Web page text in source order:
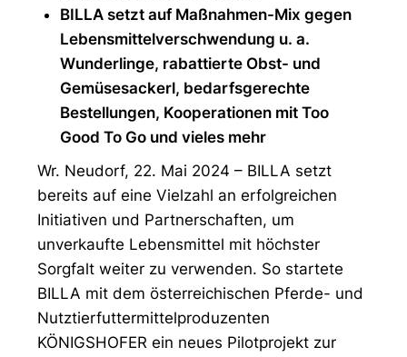
BILLA setzt auf Maßnahmen-Mix gegen
Lebensmittelverschwendung u. a.
Wunderlinge, rabattierte Obst- und
Gemüsesackerl, bedarfsgerechte
Bestellungen, Kooperationen mit Too
Good To Go und vieles mehr
Wr. Neudorf, 22. Mai 2024 – BILLA setzt
bereits auf eine Vielzahl an erfolgreichen
Initiativen und Partnerschaften, um
unverkaufte Lebensmittel mit höchster
Sorgfalt weiter zu verwenden. So startete
BILLA mit dem österreichischen Pferde- und
Nutztierfuttermittelproduzenten
KÖNIGSHOFER ein neues Pilotprojekt zur